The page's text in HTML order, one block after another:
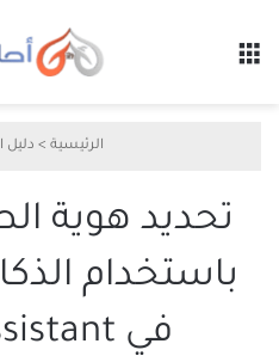
الرئيسية > دليل
تحديد هوية
باستخدام
في Home Assistant